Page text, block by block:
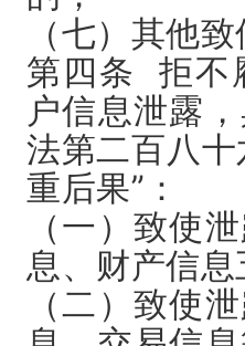
（七）其他
第四条 拒不
户信息泄露
法第二百八
重后果”：
（一）致使
息、财产信
（二）致使